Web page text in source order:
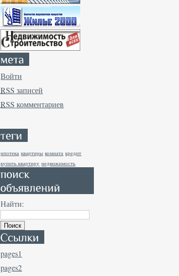
Войти
RSS записей
RSS комментариев
ипотека квартиры комната кредит
купить квартиру недвижимость
Найти:
pages1
pages2